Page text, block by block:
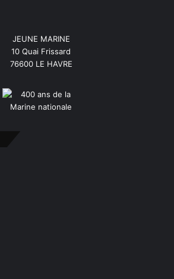
JEUNE MARINE
10 Quai Frissard
76600 LE HAVRE